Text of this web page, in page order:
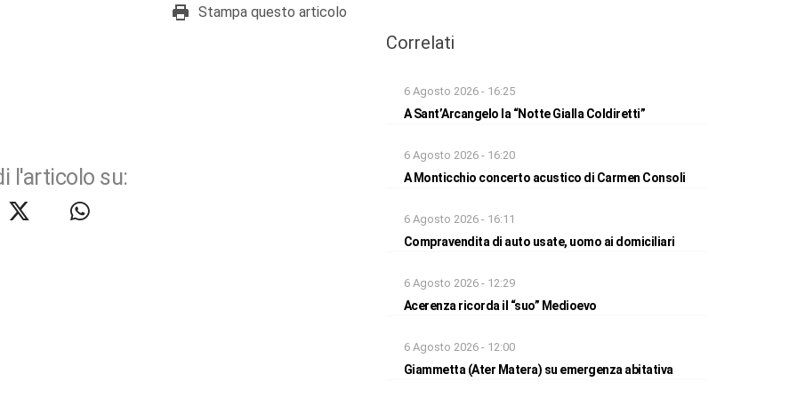
Stampa questo articolo
l'articolo su:
Correlati
6 Agosto 2026 - 16:25
A Sant’Arcangelo la “Notte Gialla Coldiretti”
6 Agosto 2026 - 16:20
A Monticchio concerto acustico di Carmen Consoli
6 Agosto 2026 - 16:11
Compravendita di auto usate, uomo ai domiciliari
6 Agosto 2026 - 12:29
Acerenza ricorda il “suo” Medioevo
6 Agosto 2026 - 12:00
Giammetta (Ater Matera) su emergenza abitativa